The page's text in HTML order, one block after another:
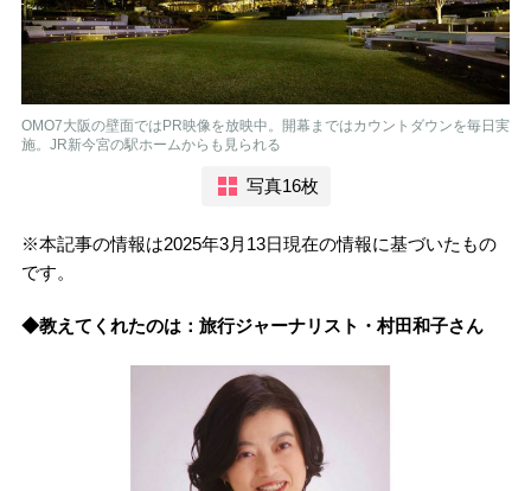
OMO7大阪の壁面ではPR映像を放映中。開幕まではカウントダウンを毎日実
施。JR新今宮の駅ホームからも見られる
写真16枚
※本記事の情報は2025年3月 13日現在の情報に基づいたもの
です。
◆教えてくれたのは：旅行ジャーナリスト・村田和子さん